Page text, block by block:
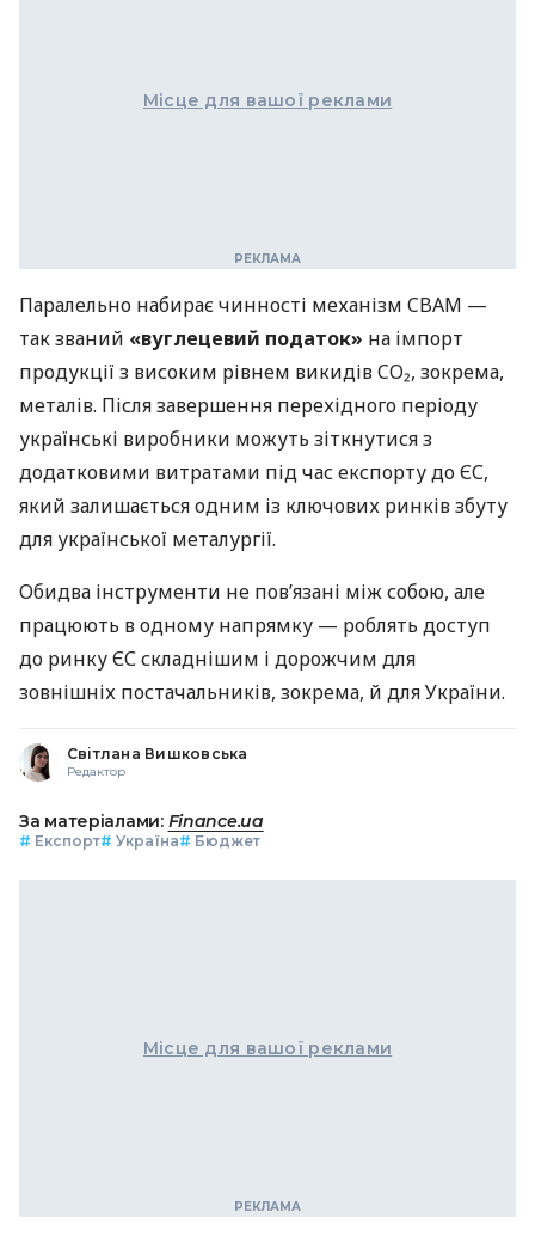
Місце для вашої реклами
Паралельно набирає чинності механізм CBAM —
так званий «вуглецевий податок» на імпорт
продукції з високим рівнем викидів CO₂, зокрема,
металів. Після завершення перехідного періоду
українські виробники можуть зіткнутися з
додатковими витратами під час експорту до ЄС,
який залишається одним із ключових ринків збуту
для української металургії.
Обидва інструменти не пов’язані між собою, але
працюють в одному напрямку — роблять доступ
до ринку ЄС складнішим і дорожчим для
зовнішніх постачальників, зокрема, й для України.
Світлана Вишковська
Редактор
За матеріалами: Finance.ua
# Експорт# Україна# Бюджет
Місце для вашої реклами